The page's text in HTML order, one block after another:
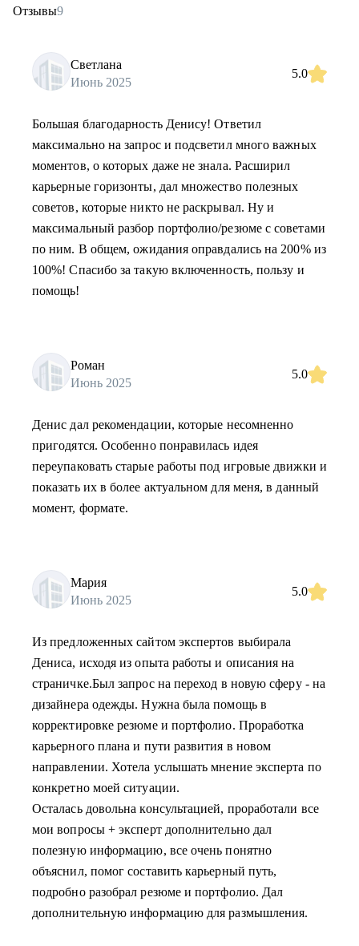
Отзывы9
Светлана
Июнь 2025
5.0
Большая благодарность Денису! Ответил
максимально на запрос и подсветил много важных
моментов, о которых даже не знала. Расширил
карьерные горизонты, дал множество полезных
советов, которые никто не раскрывал. Ну и
максимальный разбор портфолио/резюме с советами
по ним. В общем, ожидания оправдались на 200% из
100%! Спасибо за такую включенность, пользу и
помощь!
Роман
Июнь 2025
5.0
Денис дал рекомендации, которые несомненно
пригодятся. Особенно понравилась идея
переупаковать старые работы под игровые движки и
показать их в более актуальном для меня, в данный
момент, формате.
Мария
Июнь 2025
5.0
Из предложенных сайтом экспертов выбирала
Дениса, исходя из опыта работы и описания на
страничке.Был запрос на переход в новую сферу - на
дизайнера одежды. Нужна была помощь в
корректировке резюме и портфолио. Проработка
карьерного плана и пути развития в новом
направлении. Хотела услышать мнение эксперта по
конкретно моей ситуации.
Осталась довольна консультацией, проработали все
мои вопросы + эксперт дополнительно дал
полезную информацию, все очень понятно
объяснил, помог составить карьерный путь,
подробно разобрал резюме и портфолио. Дал
дополнительную информацию для размышления.